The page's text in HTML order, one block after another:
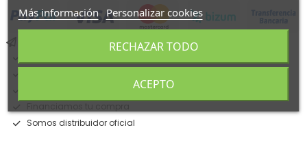
Envío hoy si lo pides antes de las 13:00h
Somos distribuidor oficial
Más información Personalizar cookies
RECHAZAR TODO
ACEPTO